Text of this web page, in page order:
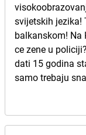
svijetskih jezika!
balkanskom! Na
ce zene u
dati 15 godina
samo trebaju